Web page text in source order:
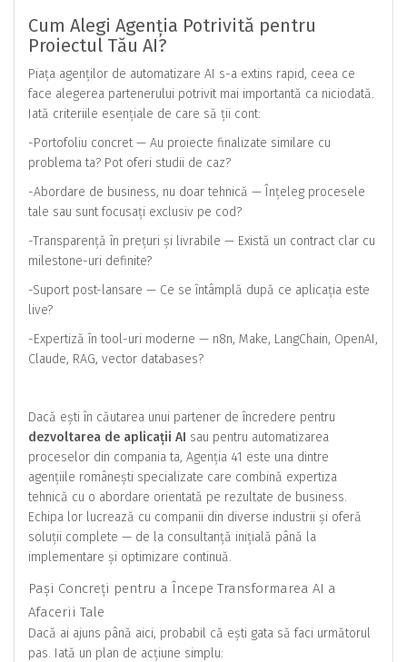
Cum Alegi Agenția Potrivită pentru
Proiectul Tău AI?
Piața agenților de automatizare AI s-a extins rapid, ceea ce
face alegerea partenerului potrivit mai importantă ca niciodată.
Iată criteriile esențiale de care să ții cont:
-Portofoliu concret — Au proiecte finalizate similare cu
problema ta? Pot oferi studii de caz?
-Abordare de business, nu doar tehnică — Înțeleg procesele
tale sau sunt focusați exclusiv pe cod?
-Transparență în prețuri și livrabile — Există un contract clar cu
milestone-uri definite?
-Suport post-lansare — Ce se întâmplă după ce aplicația este
live?
-Expertiză în tool-uri moderne — n8n, Make, LangChain, OpenAI,
Claude, RAG, vector databases?
Dacă ești în căutarea unui partener de încredere pentru
dezvoltarea de aplicații AI sau pentru automatizarea
proceselor din compania ta, Agenția 41 este una dintre
agențiile românești specializate care combină expertiza
tehnică cu o abordare orientată pe rezultate de business.
Echipa lor lucrează cu companii din diverse industrii și oferă
soluții complete — de la consultanță inițială până la
implementare și optimizare continuă.
Pași Concreți pentru a Începe Transformarea AI a
Afacerii Tale
Dacă ai ajuns până aici, probabil că ești gata să faci următorul
pas. Iată un plan de acțiune simplu: